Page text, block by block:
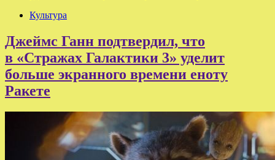
Культура
Джеймс Ганн подтвердил, что
в «Стражах Галактики 3» уделит
больше экранного времени еноту
Ракете